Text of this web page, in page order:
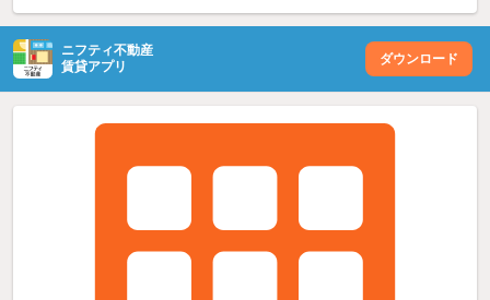
ニフティ不動産
賃貸アプリ
ダウンロード